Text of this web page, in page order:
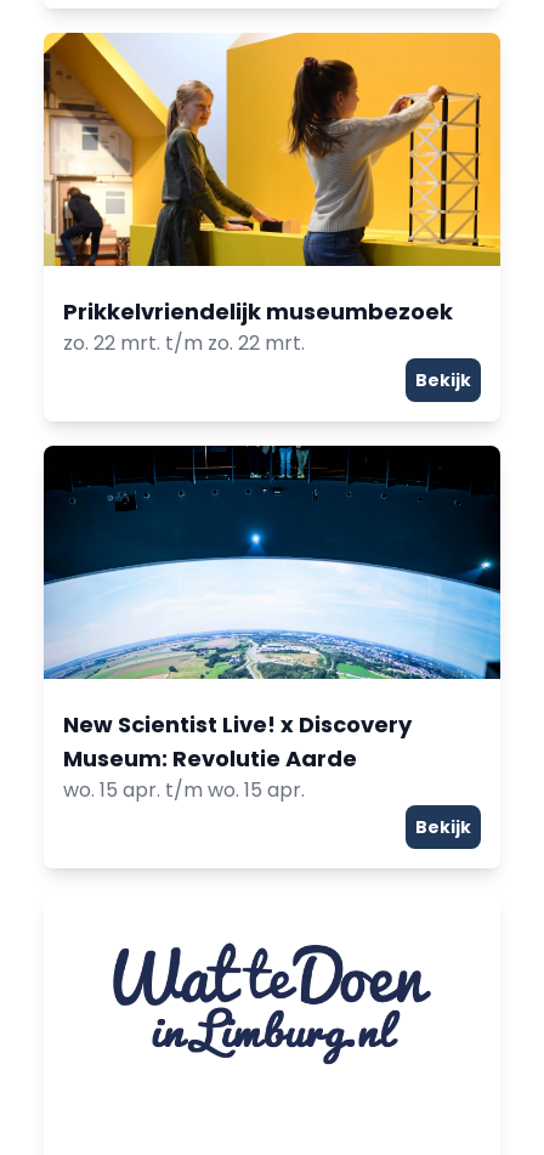
Prikkelvriendelijk museumbezoek
zo. 22 mrt. t/m zo. 22 mrt.
Bekijk
New Scientist Live! x Discovery
Museum: Revolutie Aarde
wo. 15 apr. t/m wo. 15 apr.
Bekijk